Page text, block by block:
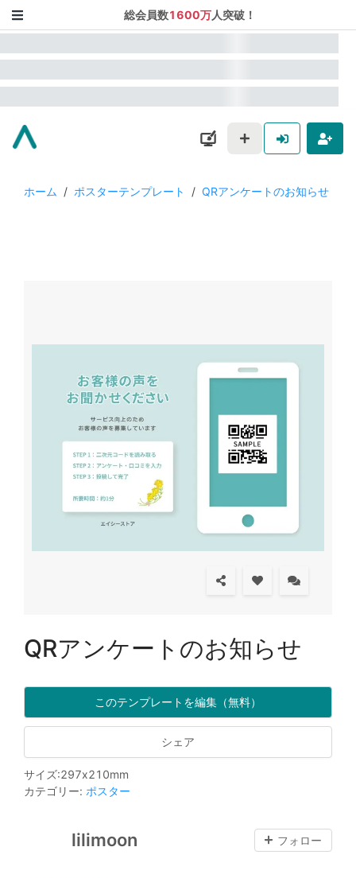
総会員数1600万人突破！
ホーム / ポスターテンプレート / QRアンケートのお知らせ
QRアンケートのお知らせ
このテンプレートを編集（無料）
シェア
サイズ:297x210mm
カテゴリー: ポスター
lilimoon フォロー